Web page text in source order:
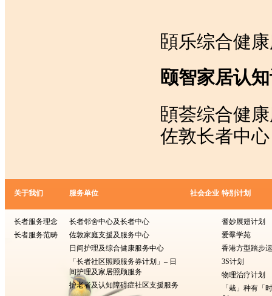
頣乐综合健
颐智家居认
頣荟综合健
佐敦长
关于我们
长者服务理念
长者服务范畴
服务单位
长者邻舍中心及长者中心
佐敦家庭支援及服务中心
日间护理及综合健康服务中心
「长者社区照顾服务券计划」– 日
间护理及家居照顾服务
护老者及认知障碍症社区支援服务
社会企业 特别计划
耆妙展翅计划
爱羣学苑
香港方型​​踏步
3S计划
物理治疗计划
「栽」种有